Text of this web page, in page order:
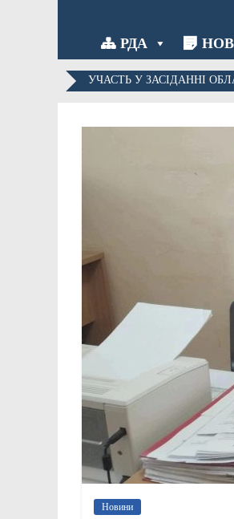
РДА
УЧАСТЬ У ЗАСІДАННІ
Новини